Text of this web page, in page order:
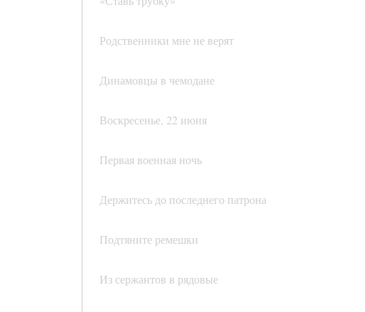
Родственники мне не верят
Динамовцы в чемодане
Воскресенье, 22 июня
Первая военная ночь
Держитесь до последнего патрона
Подтяните ремешки
Из сержантов в рядовые